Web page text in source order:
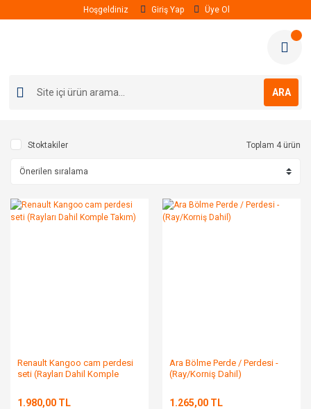
Hoşgeldiniz Giriş Yap Üye Ol
ARA
Stoktakiler Toplam 4 ürün
Renault Kangoo cam perdesi
seti (Rayları Dahil Komple
1.980,00 TL
Ara Bölme Perde / Perdesi -
(Ray/Korniş Dahil)
1.265,00 TL